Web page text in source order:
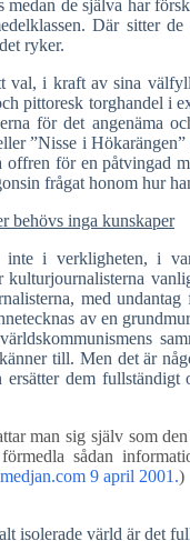
medan de själva har
Där sitter
ryker.
val, i kraft av sina
pittoresk torghandel i
för det angenäma
”Nisse i
offren för en påtvingad
frågat honom hur
behövs inga kunskaper
inte i verkligheten, i
kulturjournalisterna
med
av en
till. Men det är
ersätter dem
man sig själv som
sådan
9 april 2001.)
isolerade värld är det